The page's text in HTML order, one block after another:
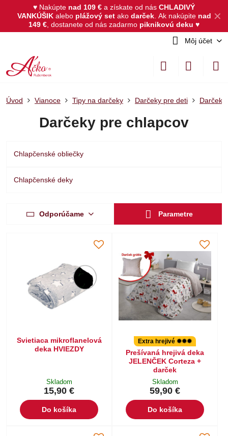
✕
♥ Nakúpte nad 109 € a získate od nás CHLADIVÝ
VANKÚŠIKalebo plážový set akodarček. Ak nakúpite nad
149 € , dostanete od nás zadarmo piknikovú deku ♥
Môj účet
Úvod Vianoce Tipy na darčeky Darčeky pre deti
Darčeky pre chlapcov
Chlapčenské obliečky
Chlapčenské deky
Odporúčame Parametre
Svietiaca mikroflanelová
deka HVIEZDY
Skladom
15,90 €
Do košíka
Extra hrejivé ✹✹✹
Prešívaná hrejivá deka
JELENČEK Corteza +
darček
Skladom
59,90 €
Do košíka